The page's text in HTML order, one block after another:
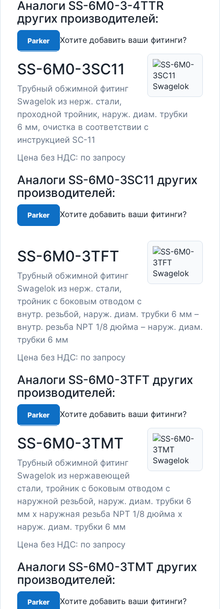
Аналоги SS-6M0-3-4TTR
других производителей:
Parker Хотите добавить ваши фитинги?
SS-6M0-3SC11
Трубный обжимной фитинг
Swagelok из нерж. стали,
проходной тройник, наруж. диам. трубки
6 мм, очистка в соответствии с
инструкцией SC-11
Цена без НДС: по запросу
Аналоги SS-6M0-3SC11 других
производителей:
Parker Хотите добавить ваши фитинги?
SS-6M0-3TFT
Трубный обжимной фитинг
Swagelok из нерж. стали,
тройник с боковым отводом с
внутр. резьбой, наруж. диам. трубки 6 мм –
внутр. резьба NPT 1/8 дюйма – наруж. диам.
трубки 6 мм
Цена без НДС: по запросу
Аналоги SS-6M0-3TFT других
производителей:
Parker Хотите добавить ваши фитинги?
SS-6M0-3TMT
Трубный обжимной фитинг
Swagelok из нержавеющей
стали, тройник с боковым отводом с
наружной резьбой, наруж. диам. трубки 6
мм x наружная резьба NPT 1/8 дюйма х
наруж. диам. трубки 6 мм
Цена без НДС: по запросу
Аналоги SS-6M0-3TMT других
производителей:
Parker Хотите добавить ваши фитинги?